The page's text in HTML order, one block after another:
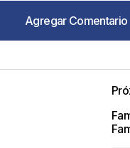
Agregar Comentario
Agregar Comentario
no será publicada.